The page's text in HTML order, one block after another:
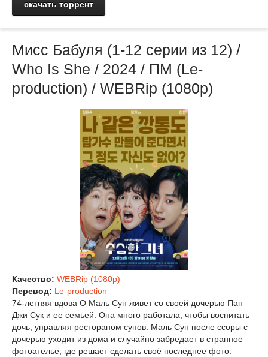
скачать торрент
Мисс Бабуля (1-12 серии из 12) /
Who Is She / 2024 / ПМ (Le-
production) / WEBRip (1080p)
Качество: WEBRip (1080p)
Перевод: Le-production
74-летняя вдова О Маль Сун живет со своей дочерью Пан
Джи Сук и ее семьей. Она много работала, чтобы воспитать
дочь, управляя рестораном супов. Маль Сун после ссоры с
дочерью уходит из дома и случайно забредает в странное
фотоателье, где решает сделать своё последнее фото.